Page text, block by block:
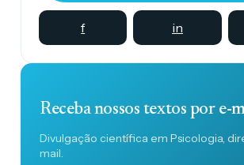
f in
Receba nossos textos por e-
Divulgação científica em Psicologia,
mail.